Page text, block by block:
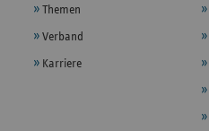
Themen
Verband
Karriere